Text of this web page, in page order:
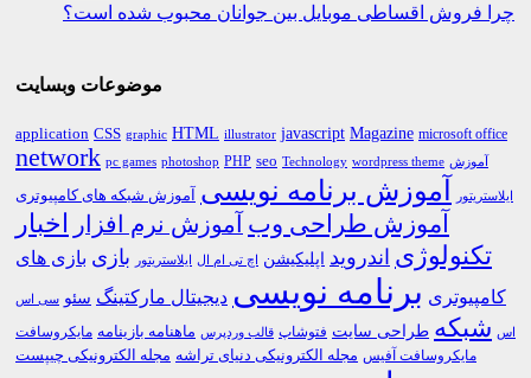
چرا فروش اقساطی موبایل بین جوانان محبوب شده است؟
موضوعات وبسایت
application CSS graphic HTML illustrator javascript Magazine microsoft office
network pc games photoshop PHP seo Technology wordpress theme آموزش
ایلاستریتور آموزش برنامه نویسی آموزش شبکه های کامپیوتری
آموزش طراحی وب آموزش نرم افزار اخبار
تکنولوژی اندروید اپلیکیشن اچ تی ام ال ایلاستریتور بازی بازی های
کامپیوتری برنامه نویسی دیجیتال مارکتینگ سئو سی اس
اس شبکه طراحی سایت فتوشاپ قالب وردپرس ماهنامه بازینامه مایکروسافت
مایکروسافت آفیس مجله الکترونیکی دنیای تراشه مجله الکترونیکی چیپست